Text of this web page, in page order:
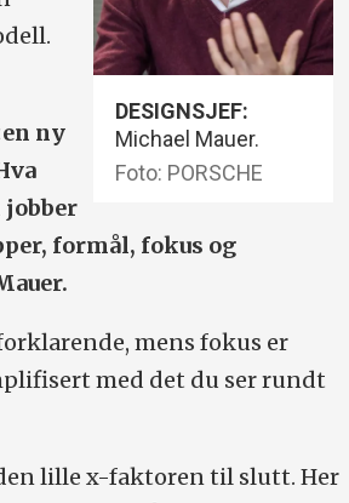
DESIGNSJEF:
Michael Mauer.
Foto: PORSCHE
ny
formål, fokus og
mens fokus er
med det du ser rundt
lille x-faktoren til slutt. Her